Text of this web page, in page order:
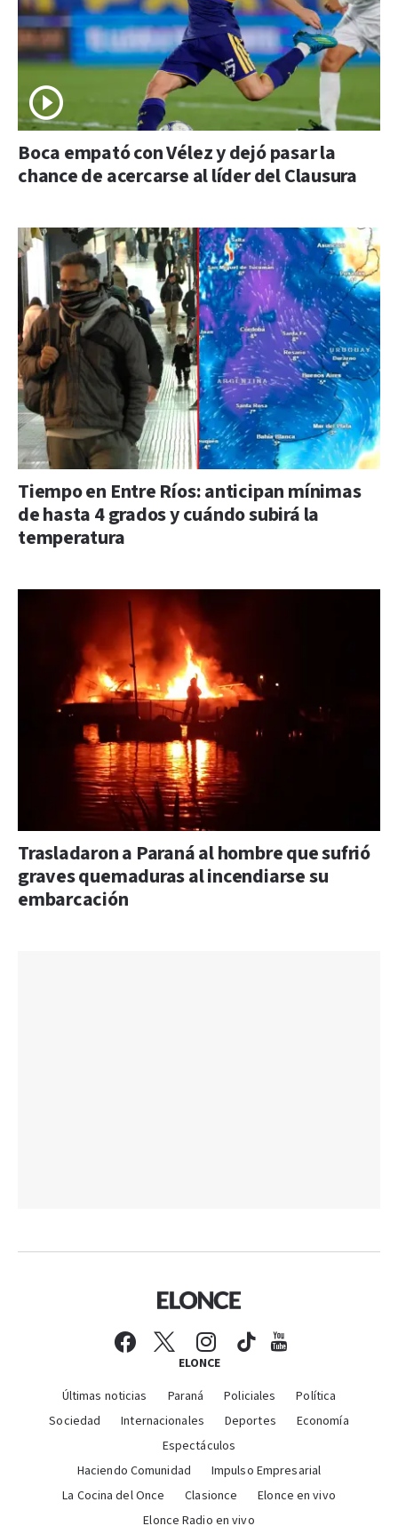
Boca empató con Vélez y dejó pasar la
chance de acercarse al líder del Clausura
Tiempo en Entre Ríos: anticipan mínimas
de hasta 4 grados y cuándo subirá la
temperatura
Trasladaron a Paraná al hombre que sufrió
graves quemaduras al incendiarse su
embarcación
ELONCE
Últimas noticias Paraná Policiales
Política
Sociedad
Internacionales Deportes
Economía
Espectáculos
Haciendo Comunidad
Impulso Empresarial
La Cocina del Once
Clasionce
Elonce en vivo
Elonce Radio en vivo